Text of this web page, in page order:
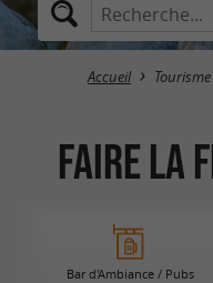
Accueil Tourisme
Faire la
Bar d'Ambiance / Pubs